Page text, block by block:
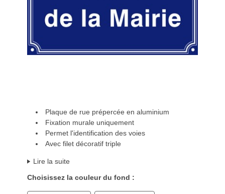
Plaque de rue prépercée en aluminium
Fixation murale uniquement
Permet l'identification des voies
Avec filet décoratif triple
Lire la suite
Choisissez la couleur du fond :